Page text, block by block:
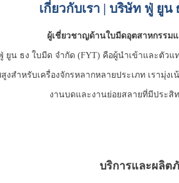
เกี่ยวกับเรา | บริษัท ฟู่ ยู
ผู้เชี่ยวชาญด้านใบมีดอุตสาหกรรม
ยูน ธง ใบมีด จำกัด (FYT) คือผู้นำเข้าและตัวแ
งสำหรับเครื่องจักรหลากหลายประเภท เรามุ่ง
งานบดและงานย่อยสลายที่มีประสิ
บริการและผลิต